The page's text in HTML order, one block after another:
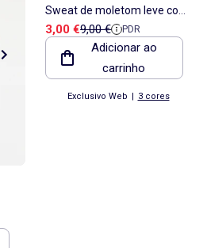
Sweat de moletom leve com
estampado
Preço de venda
3,00 €Preço de referência
9,00 € PDR
Adicionar ao
carrinho
Exclusivo Web | 3 cores